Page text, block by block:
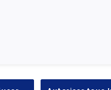
pour Rexel dès
Retour sur
la feuille de